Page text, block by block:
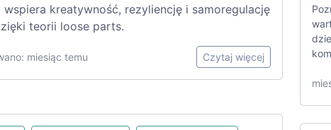
wspiera kreatywność, rezyliencję i samoregulację
teorii loose parts.
miesiąc temu Czytaj więcej